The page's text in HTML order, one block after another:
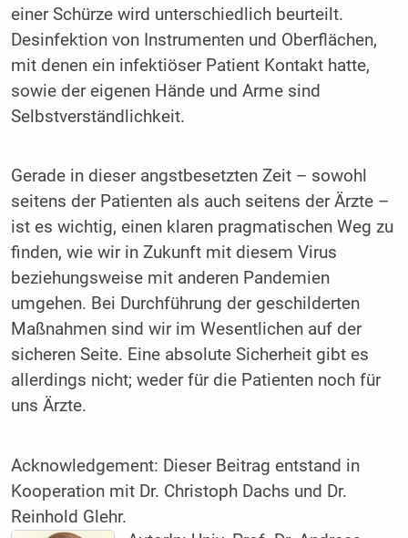
einer Schürze wird unterschiedlich beurteilt.
Desinfektion von Instrumenten und Oberflächen,
mit denen ein infektiöser Patient Kontakt hatte,
sowie der eigenen Hände und Arme sind
Selbstverständlichkeit.
Gerade in dieser angstbesetzten Zeit – sowohl
seitens der Patienten als auch seitens der Ärzte –
ist es wichtig, einen klaren pragmatischen Weg zu
finden, wie wir in Zukunft mit diesem Virus
beziehungsweise mit anderen Pandemien
umgehen. Bei Durchführung der geschilderten
Maßnahmen sind wir im Wesentlichen auf der
sicheren Seite. Eine absolute Sicherheit gibt es
allerdings nicht; weder für die Patienten noch für
uns Ärzte.
Acknowledgement: Dieser Beitrag entstand in
Kooperation mit Dr. Christoph Dachs und Dr.
Reinhold Glehr.